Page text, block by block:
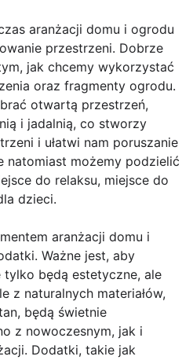
aranżacji domu i ogrodu
przestrzeni. Dobrze
jak chcemy wykorzystać
oraz fragmenty ogrodu.
otwartą przestrzeń,
i jadalnią, co stworzy
i ułatwi nam poruszanie
natomiast możemy podzielić
do relaksu, miejsce do
dzieci.
aranżacji domu i
Ważne jest, aby
będą estetyczne, ale
z naturalnych materiałów,
będą świetnie
z nowoczesnym, jak i
Dodatki, takie jak